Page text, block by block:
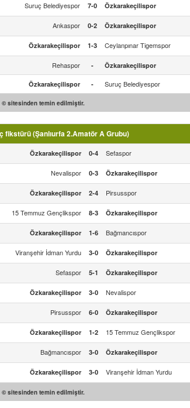
Suruç Belediyespor 7-0 Özkarakeçilispor
Ankaspor 0-2 Özkarakeçilispor
Özkarakeçilispor 1-3 Ceylanpınar Tigemspor
Rehaspor - Özkarakeçilispor
Özkarakeçilispor - Suruç Belediyespor
© sitesinden temin edilmiştir.
fikstürü (Şanlıurfa 2.Amatör A Grubu)
Özkarakeçilispor 0-4 Sefaspor
Nevalispor 0-3 Özkarakeçilispor
Özkarakeçilispor 2-4 Pirsusspor
15 Temmuz Gençlikspor 8-3 Özkarakeçilispor
Özkarakeçilispor 1-6 Bağmancıspor
Viranşehir İdman Yurdu 3-0 Özkarakeçilispor
Sefaspor 5-1 Özkarakeçilispor
Özkarakeçilispor 3-0 Nevalispor
Pirsusspor 6-0 Özkarakeçilispor
Özkarakeçilispor 1-2 15 Temmuz Gençlikspor
Bağmancıspor 3-0 Özkarakeçilispor
Özkarakeçilispor 3-0 Viranşehir İdman Yurdu
© sitesinden temin edilmiştir.